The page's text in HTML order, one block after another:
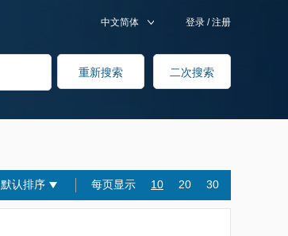
登录 /注册
中文简体
默认排序 每页显示 10 20 30